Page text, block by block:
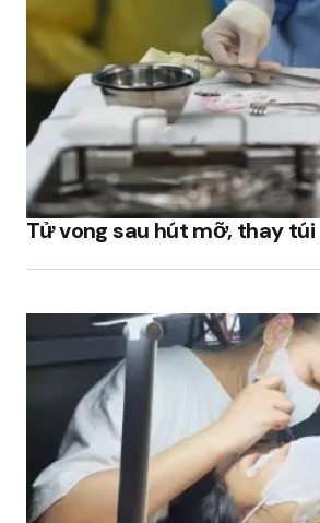
Your Name*
Your E-mail*
Lưu tên của tôi, email, và trang
duyệt này cho lần bình luận kế
Tử vong sau hút mỡ, thay